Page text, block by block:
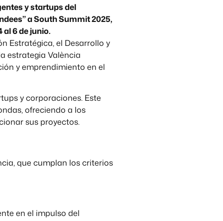
y startups del
a South Summit 2025,
6 de junio.
Estratégica, el Desarrollo y
estrategia València
y emprendimiento en el
y corporaciones. Este
ofreciendo a los
sus proyectos.
que cumplan los criterios
en el impulso del